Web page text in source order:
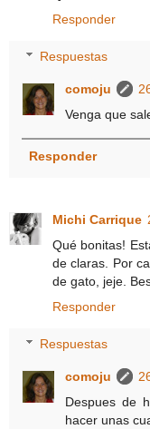
Responder
Respuestas
comoju
Venga que
Responder
Michi Carrique
Qué bonitas!
de claras. Por
de gato, jeje.
Responder
Respuestas
comoju
Despues de
hacer unas